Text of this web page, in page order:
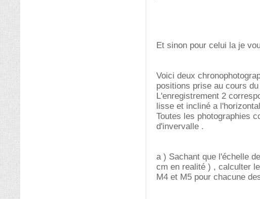
Et sinon pour celui la je
Voici deux
positions prise au cours
L'enregistrement 2
lisse et incliné a
Toutes les photographies
d'invervalle .
a ) Sachant que l'échelle
cm en realité ) , calculter
M4 et M5 pour chacune